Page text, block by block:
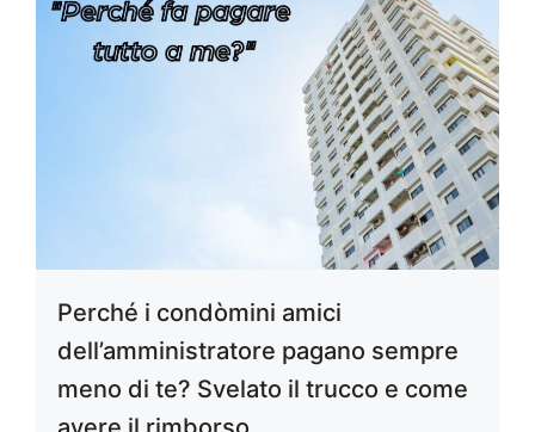
Perché i condòmini amici
dell’amministratore pagano sempre
meno di te? Svelato il trucco e come